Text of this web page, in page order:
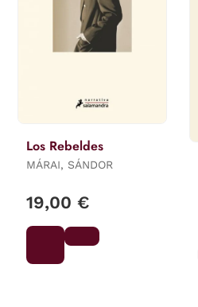
Los Rebeldes
MÁRAI, SÁNDOR
19,00 €